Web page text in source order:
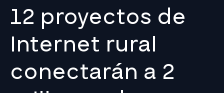
12 proyectos de
Internet rural
conectarán a 2